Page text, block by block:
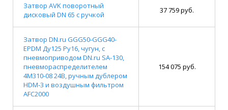
Затвор AVK поворотный
дисковый DN 65 с ручкой
37 759 руб.
Затвор DN.ru GGG50-GGG40-
EPDM Ду125 Ру16, чугун, с
пневмоприводом DN.ru SA-130,
пневмораспределителем
4M310-08 24В, ручным дублером
HDM-3 и воздушным фильтром
AFC2000
154 075 руб.